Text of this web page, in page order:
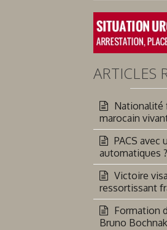
ARTICLES
Nationalité
marocain
PACS avec
automatiques ?
Victoire
ressortissant
Formation
Bruno